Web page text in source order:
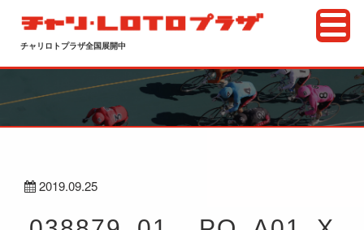
チャリロトプラザ全国展開中
2019.09.25